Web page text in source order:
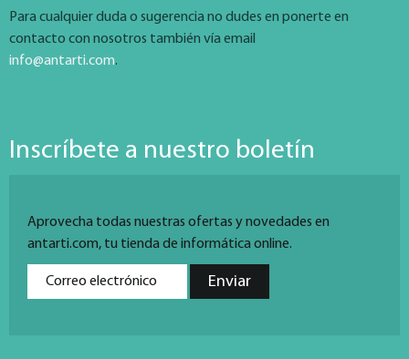
Para cualquier duda o sugerencia no dudes en ponerte en
contacto con nosotros también vía email
info@antarti.com.
Inscríbete a nuestro boletín
Aprovecha todas nuestras ofertas y novedades en
antarti.com, tu tienda de informática online.